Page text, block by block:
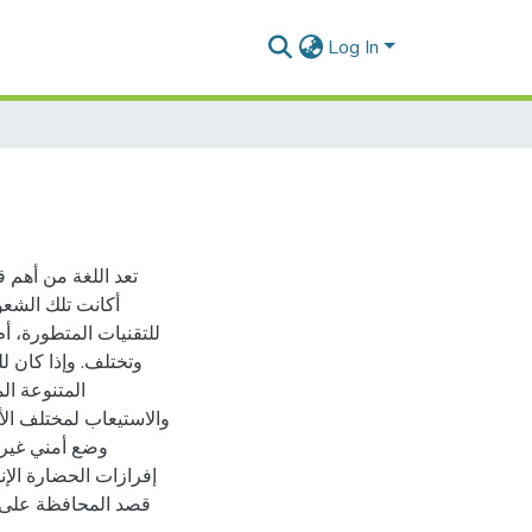
Log In
تعد اللغة من
أكانت تلك
للتقنيات المتطورة،
وتختلف. وإذا كان
المتنوعة
والاستيعاب لمختلف
وضع أمني
إفرازات الحضارة
قصد المحافظة على